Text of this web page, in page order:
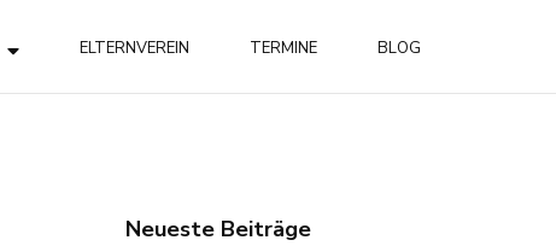
ELTERNVEREIN TERMINE BLOG
Neueste Beiträge